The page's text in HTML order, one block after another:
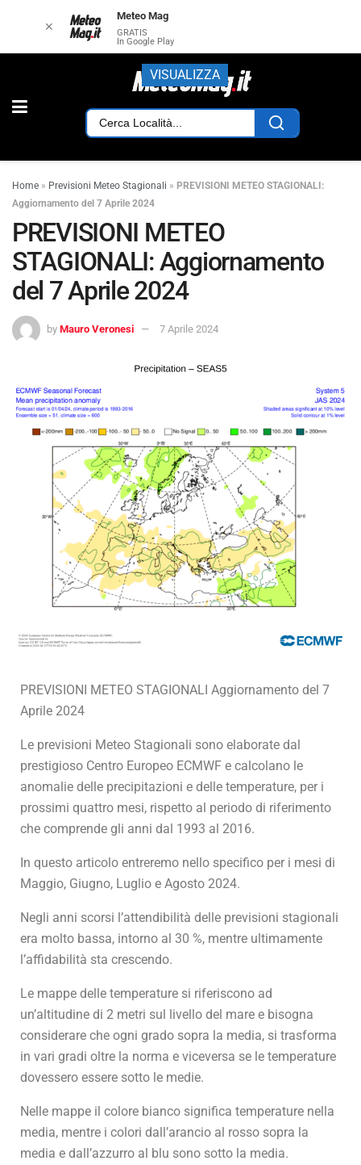
Home » Previsioni Meteo Stagionali » PREVISIONI METEO STAGIONALI:
Aggiornamento del 7 Aprile 2024
PREVISIONI METEO
STAGIONALI: Aggiornamento
del 7 Aprile 2024
by Mauro Veronesi 7 Aprile 2024
PREVISIONI METEO STAGIONALI Aggiornamento del 7
Aprile 2024
Le previsioni Meteo Stagionali sono elaborate dal
prestigioso Centro Europeo ECMWF e calcolano le
anomalie delle precipitazioni e delle temperature, per i
prossimi quattro mesi, rispetto al periodo di riferimento
che comprende gli anni dal 1993 al 2016.
In questo articolo entreremo nello specifico per i mesi di
Maggio, Giugno, Luglio e Agosto 2024.
Negli anni scorsi l’attendibilità delle previsioni stagionali
era molto bassa, intorno al 30 %, mentre ultimamente
l’affidabilità sta crescendo.
Le mappe delle temperature si riferiscono ad
un’altitudine di 2 metri sul livello del mare e bisogna
considerare che ogni grado sopra la media, si trasforma
in vari gradi oltre la norma e viceversa se le temperature
dovessero essere sotto le medie.
Nelle mappe il colore bianco significa temperature nella
media, mentre i colori dall’arancio al rosso sopra la
media e dall’azzurro al blu sono sotto la media.
✕
Meteo Mag
GRATIS
In Google Play
VISUALIZZA